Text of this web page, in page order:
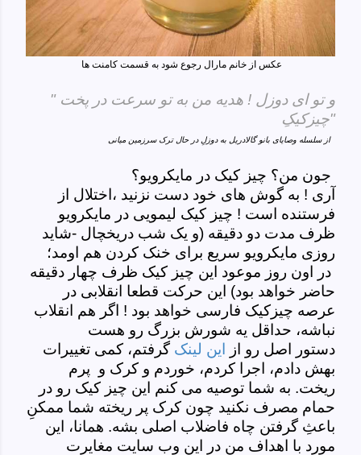
عکس از خانم مارال رجوع شود به قسمت کامنت ها
" و تو ای دوزل ! هدیه من به تو سرعت در پخت
چیزکیکِ"
از سلسله وصایای بانو گالادریل به دوزلِ در حال ترک سرزمین میانی
آری ! به گوش های خود دست نزنید ،اختلال از
فرستنده است ! چیز کیک لیمویی در مایکرویو
ظرف مدت دو دقیقه (و یک شب دریخچال -شاید
روزی مایکرویو سریع برای خنک کردن هم اومد؛
در اون روز موعود این چیز کیک ظرف چهار دقیقه
حاضر خواهد بود) این حرکت قطعا انقلابی در
عرصه چیزکیک فارسی خواهد بود ! اگر هم انقلاب
نباشه، حداقل یه شورش بزرگ رو هست
دستور اصل رو از این لینک گرفتم، کمی تغییرات
بهش دادم، اجرا کردم، خوردم و کرک و پرم
ریخت. به شما توصیه می کنم این چیز کیک رو در
حمام مصرف نکنید چون کرک پر ریخته شما ممکنِ
باعثِ گرفتن چاه فاضلاب اصلی بشه. همانا، این
مورد با اهداف من در این وب سایت مغایرت